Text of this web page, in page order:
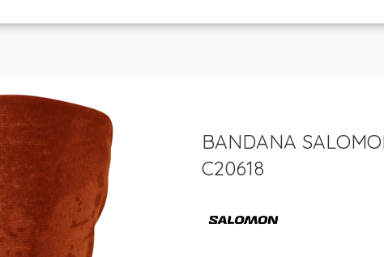
BANDANA
C20618